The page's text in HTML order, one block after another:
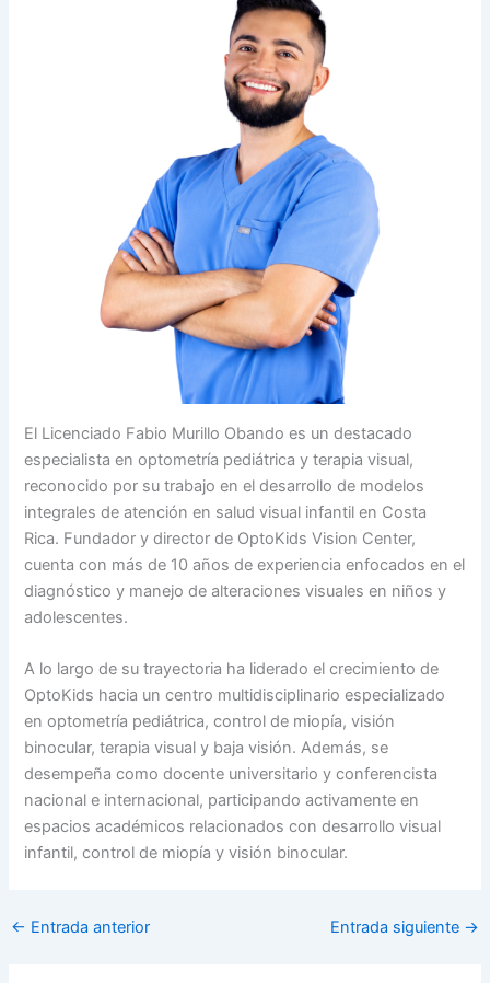
El Licenciado Fabio Murillo Obando es un destacado
especialista en optometría pediátrica y terapia visual,
reconocido por su trabajo en el desarrollo de modelos
integrales de atención en salud visual infantil en Costa
Rica. Fundador y director de OptoKids Vision Center,
cuenta con más de 10 años de experiencia enfocados en el
diagnóstico y manejo de alteraciones visuales en niños y
adolescentes.
A lo largo de su trayectoria ha liderado el crecimiento de
OptoKids hacia un centro multidisciplinario especializado
en optometría pediátrica, control de miopía, visión
binocular, terapia visual y baja visión. Además, se
desempeña como docente universitario y conferencista
nacional e internacional, participando activamente en
espacios académicos relacionados con desarrollo visual
infantil, control de miopía y visión binocular.
← Entrada anterior Entrada siguiente →